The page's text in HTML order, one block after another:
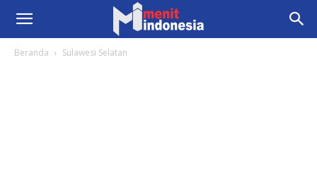
Beranda Sulawesi Selatan